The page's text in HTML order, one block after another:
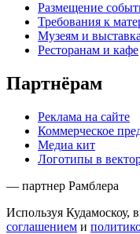
Размещение
Требования к
Музеям и
Ресторанам и кафе
Партнёрам
Реклама на сайте
Коммерческое
Медиа кит
Логотипы в
— партнер Рамблера
Используя Кудамоскоу,
соглашением и